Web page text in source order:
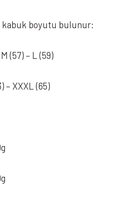
kabuk boyutu bulunur:
(57) – L (59)
– XXXL (65)